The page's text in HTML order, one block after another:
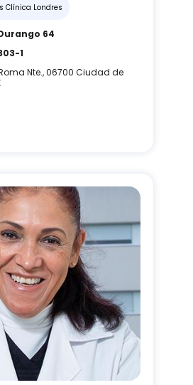
Clínica Londres
64
1
Nte., 06700 Ciudad de